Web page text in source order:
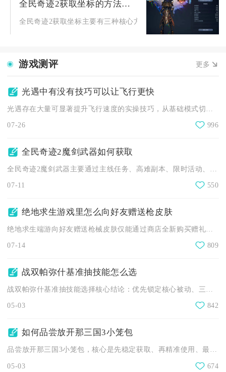
全民奇迹2获取坐标的方法是什么
全民奇迹2获取坐标主要有三种核心方式，分别是大地图直接查
游戏测评 更多
光遇中有没有技巧可以让飞行更快
07-26 996
全民奇迹2魔剑武器如何获取
07-11 550
绝地求生游戏里怎么向好友赠送枪皮肤
07-14 809
战双帕弥什基准抽技能怎么选
05-03 842
如何品尝放开那三国3小笼包
05-03 674